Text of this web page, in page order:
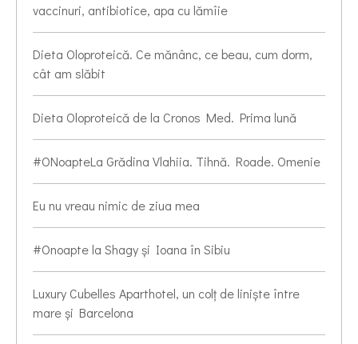
vaccinuri, antibiotice, apa cu lămîie
Dieta Oloproteică. Ce mănânc, ce beau, cum dorm,
cât am slăbit
Dieta Oloproteică de la Cronos Med. Prima lună
#ONoapteLa Grădina Vlahiia. Tihnă. Roade. Omenie
Eu nu vreau nimic de ziua mea
#Onoapte la Shagy și Ioana în Sibiu
Luxury Cubelles Aparthotel, un colț de liniște între
mare și Barcelona